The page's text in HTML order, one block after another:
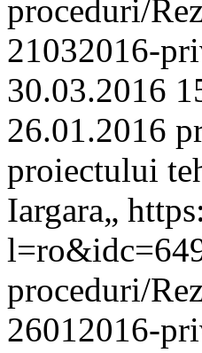
proceduri/
21032016-
30.03.2016
26.01.2016
proiectului
Iargara„
proceduri/
26012016-